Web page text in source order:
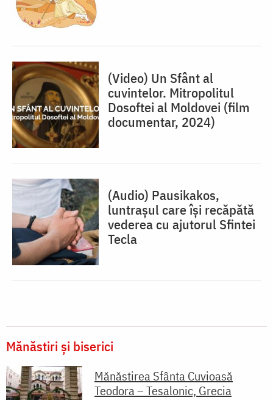
(Video) Un Sfânt al
cuvintelor. Mitropolitul
Dosoftei al Moldovei (film
documentar, 2024)
(Audio) Pausikakos,
luntraşul care îşi recăpătă
vederea cu ajutorul Sfintei
Tecla
Mănăstiri și biserici
Mănăstirea Sfânta Cuvioasă
Teodora – Tesalonic, Grecia